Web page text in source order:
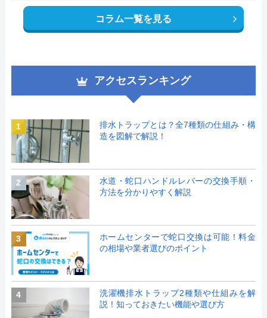
コラム一覧を見る
アクセスランキング
1
排水トラップとは？全7種類の仕組み・構
造を図解で解説！
2
水道・蛇口ハンドルレバーの交換手順・
方法を分かりやすく解説
3
ホームセンターで蛇口交換は可能！料金
の相場や業者選びのポイント
4
洗濯機排水トラップ2種類や仕組みを解
説！知っておきたい機能や選び方